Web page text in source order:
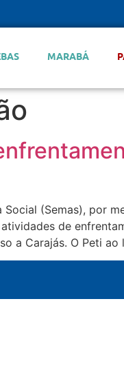
MARABÁ
(Semas), por
de
a Carajás. O Peti